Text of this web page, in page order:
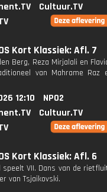
Cultuur.TV
Kort Klassiek: Afl. 7
Berg, Reza Mirjalali en
van Mahrame Raz
12:10
NPO2
Cultuur.TV
Kort Klassiek: Afl. 6
speelt VII. Dans van de
van Tsjaikovski.